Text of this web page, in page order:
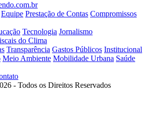
Equipe Prestação de Contas Compromissos
Tecnologia Jornalismo
do Clima
Transparência Gastos Públicos Institucional
Meio Ambiente Mobilidade Urbana Saúde
- Todos os Direitos Reservados